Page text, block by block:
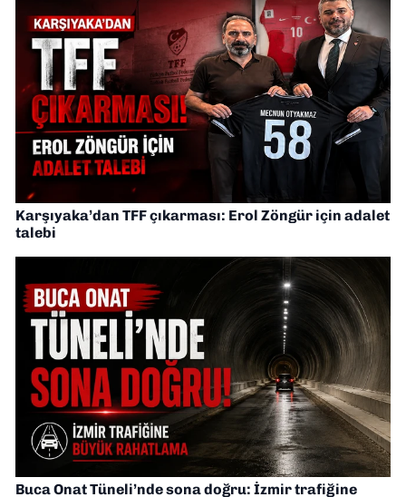
Karşıyaka’dan TFF çıkarması: Erol Zöngür için adalet
talebi
Buca Onat Tüneli’nde sona doğru: İzmir trafiğine